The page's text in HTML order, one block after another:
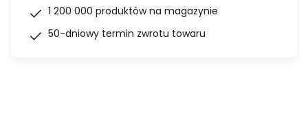
1 200 000 produktów na magazynie
50-dniowy termin zwrotu towaru